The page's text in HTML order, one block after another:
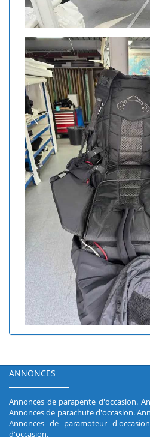
ANNONCES
Annonces de parapente d'occasion.
Annonces de parachute d'occasion.
Annonces de paramoteur d'occasion
d'occasion.